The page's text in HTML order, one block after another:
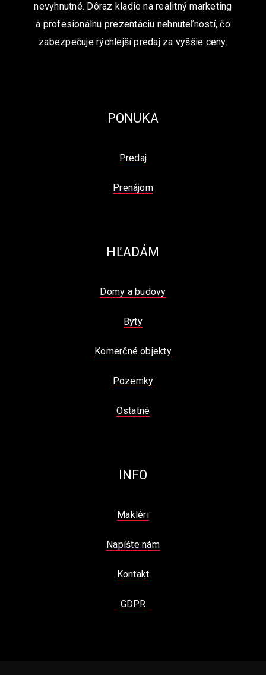
nevyhnutné. Dôraz kladie na realitný marketing
a profesionálnu prezentáciu nehnuteľností, čo
zabezpečuje rýchlejší predaj za vyššie ceny.
PONUKA
Predaj
Prenájom
HĽADÁM
Domy a budovy
Byty
Komerčné objekty
Pozemky
Ostatné
INFO
Makléri
Napíšte nám
Kontakt
GDPR